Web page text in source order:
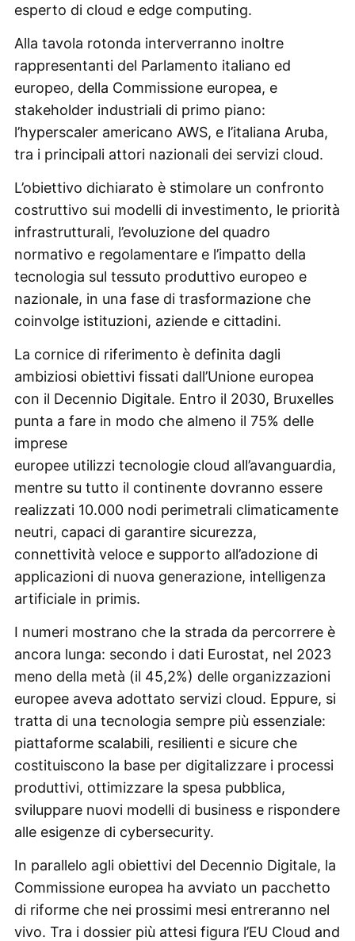
esperto di cloud e edge computing.
Alla tavola rotonda interverranno inoltre
rappresentanti del Parlamento italiano ed
europeo, della Commissione europea, e
stakeholder industriali di primo piano:
l’hyperscaler americano AWS, e l’italiana Aruba,
tra i principali attori nazionali dei servizi cloud.
L’obiettivo dichiarato è stimolare un confronto
costruttivo sui modelli di investimento, le priorità
infrastrutturali, l’evoluzione del quadro
normativo e regolamentare e l’impatto della
tecnologia sul tessuto produttivo europeo e
nazionale, in una fase di trasformazione che
coinvolge istituzioni, aziende e cittadini.
La cornice di riferimento è definita dagli
ambiziosi obiettivi fissati dall’Unione europea
con il Decennio Digitale. Entro il 2030, Bruxelles
punta a fare in modo che almeno il 75% delle
imprese
europee utilizzi tecnologie cloud all’avanguardia,
mentre su tutto il continente dovranno essere
realizzati 10.000 nodi perimetrali climaticamente
neutri, capaci di garantire sicurezza,
connettività veloce e supporto all’adozione di
applicazioni di nuova generazione, intelligenza
artificiale in primis.
I numeri mostrano che la strada da percorrere è
ancora lunga: secondo i dati Eurostat, nel 2023
meno della metà (il 45,2%) delle organizzazioni
europee aveva adottato servizi cloud. Eppure, si
tratta di una tecnologia sempre più essenziale:
piattaforme scalabili, resilienti e sicure che
costituiscono la base per digitalizzare i processi
produttivi, ottimizzare la spesa pubblica,
sviluppare nuovi modelli di business e rispondere
alle esigenze di cybersecurity.
In parallelo agli obiettivi del Decennio Digitale, la
Commissione europea ha avviato un pacchetto
di riforme che nei prossimi mesi entreranno nel
vivo. Tra i dossier più attesi figura l’EU Cloud and